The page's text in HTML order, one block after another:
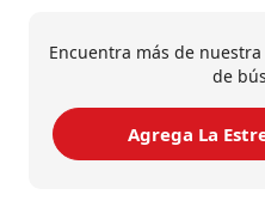
Encuentra más de
de
Agrega La